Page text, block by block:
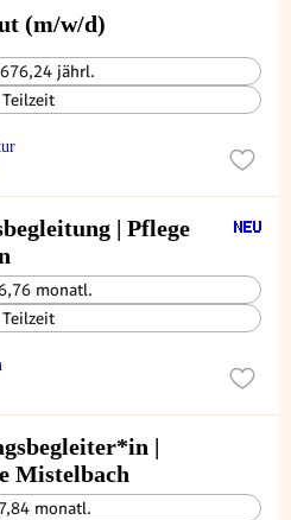
(m/w/d)
jährl.
Teilzeit
| Pflege
monatl.
Teilzeit
|
Mistelbach
monatl.